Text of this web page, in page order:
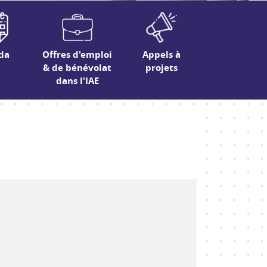
Offres d'emploi
& de bénévolat
dans l'IAE
Appels à
projets